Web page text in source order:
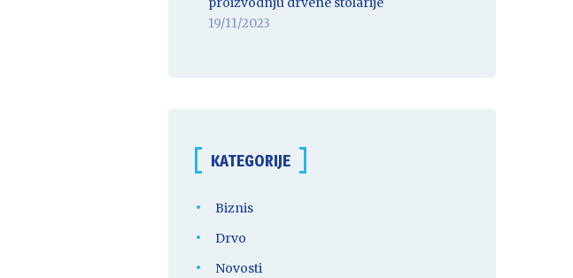
19/11/2023
KATEGORIJE
Biznis
Drvo
Novosti